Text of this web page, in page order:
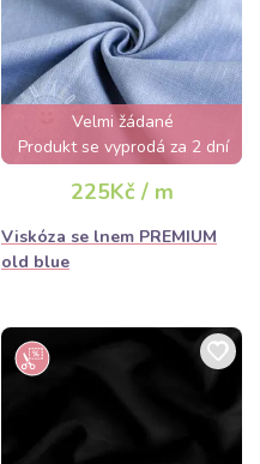
Velmi žádané
Produkt se vyprodá za 2 dní
225Kč / m
Viskóza se lnem PREMIUM
old blue